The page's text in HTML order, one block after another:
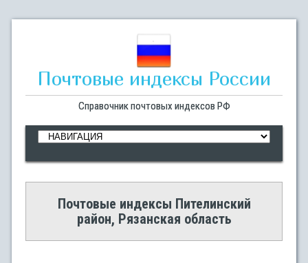
Почтовые индексы России
Справочник почтовых индексов РФ
Почтовые индексы Пителинский
район, Рязанская область